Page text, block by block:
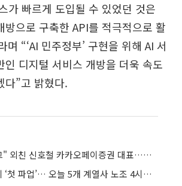
가 빠르게 도입될 수 있었던 것은
방으로 구축한 API를 적극적으로 활
며 “‘AI 민주정부’ 구현을 위해 AI 서
인 디지털 서비스 개방을 더욱 속도
다”고 밝혔다.
"손안의 블룸버그" 외친 신호철 카카오페이증권 대표…실상은 전산 장애 '고질병'
카카오 20년 만에 ‘첫 파업’… 오늘 5개 계열사 노조 4시간 부분 파업